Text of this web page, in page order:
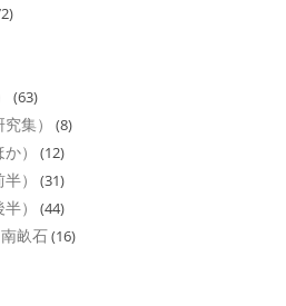
(63)
集） (8)
） (12)
） (31)
） (44)
畝石(16)